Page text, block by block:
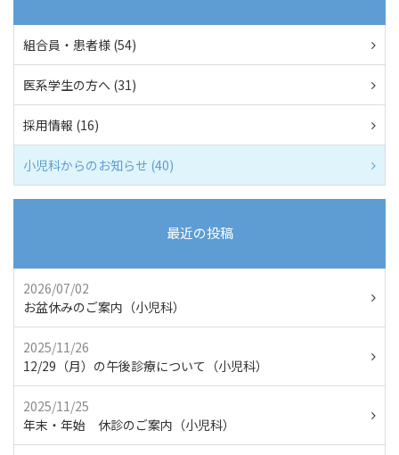
組合員・患者様 (54)
医系学生の方へ (31)
採用情報 (16)
小児科からのお知らせ (40)
最近の投稿
2026/07/02
お盆休みのご案内（小児科）
2025/11/26
12/29（月）の午後診療について（小児科）
2025/11/25
年末・年始 休診のご案内（小児科）